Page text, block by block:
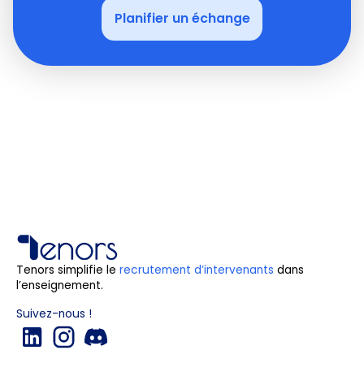
Planifier un échange
Tenors simplifie le recrutement d’intervenants dans
l’enseignement.
Suivez-nous !